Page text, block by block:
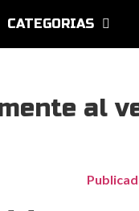
CATEGORIAS
al